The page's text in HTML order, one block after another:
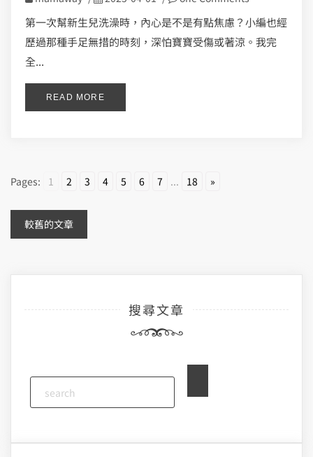
第一次幫新生兒洗澡時，內心是不是有點焦慮？小編也經
歷過那種手足無措的時刻，深怕寶寶受傷或著涼。我完
全...
READ MORE
Pages: 1 2 3 4 5 6 7 ... 18 »
文
較舊的文章
搜尋文章